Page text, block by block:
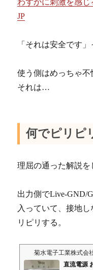
わずかに刺激を感じ
JP
「それは安全です
使う側はめっちゃ
それは…
何でピリピ
理屈の通った解説を
出力側でLive-GND/
入っていて、接地
リピリする。
菊水電子工業株式会
直流電源